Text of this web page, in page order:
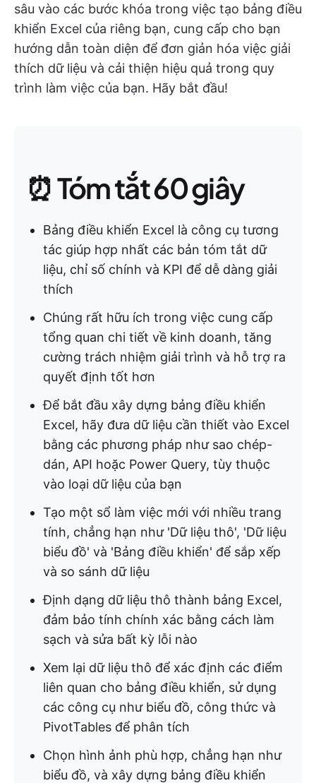
sâu vào các bước khóa trong việc tạo bảng điều
khiển Excel của riêng bạn, cung cấp cho bạn
hướng dẫn toàn diện để đơn giản hóa việc giải
thích dữ liệu và cải thiện hiệu quả trong quy
trình làm việc của bạn. Hãy bắt đầu!
⏰ Tóm tắt 60 giây
Bảng điều khiển Excel là công cụ tương
tác giúp hợp nhất các bản tóm tắt dữ
liệu, chỉ số chính và KPI để dễ dàng giải
thích
Chúng rất hữu ích trong việc cung cấp
tổng quan chi tiết về kinh doanh, tăng
cường trách nhiệm giải trình và hỗ trợ ra
quyết định tốt hơn
Để bắt đầu xây dựng bảng điều khiển
Excel, hãy đưa dữ liệu cần thiết vào Excel
bằng các phương pháp như sao chép-
dán, API hoặc Power Query, tùy thuộc
vào loại dữ liệu của bạn
Tạo một sổ làm việc mới với nhiều trang
tính, chẳng hạn như 'Dữ liệu thô', 'Dữ liệu
biểu đồ' và 'Bảng điều khiển' để sắp xếp
và so sánh dữ liệu
Định dạng dữ liệu thô thành bảng Excel,
đảm bảo tính chính xác bằng cách làm
sạch và sửa bất kỳ lỗi nào
Xem lại dữ liệu thô để xác định các điểm
liên quan cho bảng điều khiển, sử dụng
các công cụ như biểu đồ, công thức và
PivotTables để phân tích
Chọn hình ảnh phù hợp, chẳng hạn như
biểu đồ, và xây dựng bảng điều khiển